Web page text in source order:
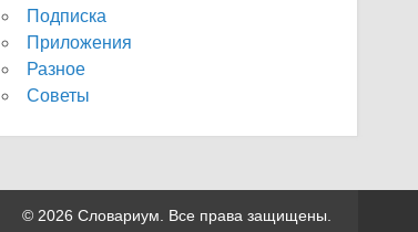
Подписка
Приложения
Разное
Советы
© 2026 Словариум. Все права защищены.